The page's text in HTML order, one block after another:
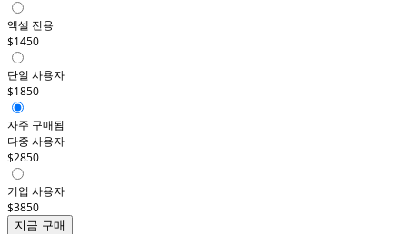
엑셀 전용
$1450
단일 사용자
$1850
자주 구매됨
다중 사용자
$2850
기업 사용자
$3850
지금 구매